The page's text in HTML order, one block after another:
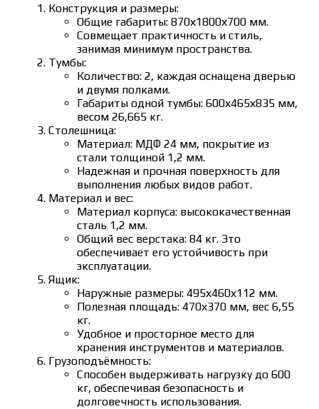
Конструкция и размеры:
Общие габариты: 870х1800х700 мм.
Совмещает практичность и стиль,
занимая минимум пространства.
Тумбы:
Количество: 2, каждая оснащена дверью
и двумя полками.
Габариты одной тумбы: 600х465х835 мм,
весом 26,665 кг.
Столешница:
Материал: МДФ 24 мм, покрытие из
стали толщиной 1,2 мм.
Надежная и прочная поверхность для
выполнения любых видов работ.
Материал и вес:
Материал корпуса: высококачественная
сталь 1,2 мм.
Общий вес верстака: 84 кг. Это
обеспечивает его устойчивость при
эксплуатации.
Ящик:
Наружные размеры: 495х460х112 мм.
Полезная площадь: 470х370 мм, вес 6,55
кг.
Удобное и просторное место для
хранения инструментов и материалов.
Грузоподъёмность:
Способен выдерживать нагрузку до 600
кг, обеспечивая безопасность и
долговечность использования.